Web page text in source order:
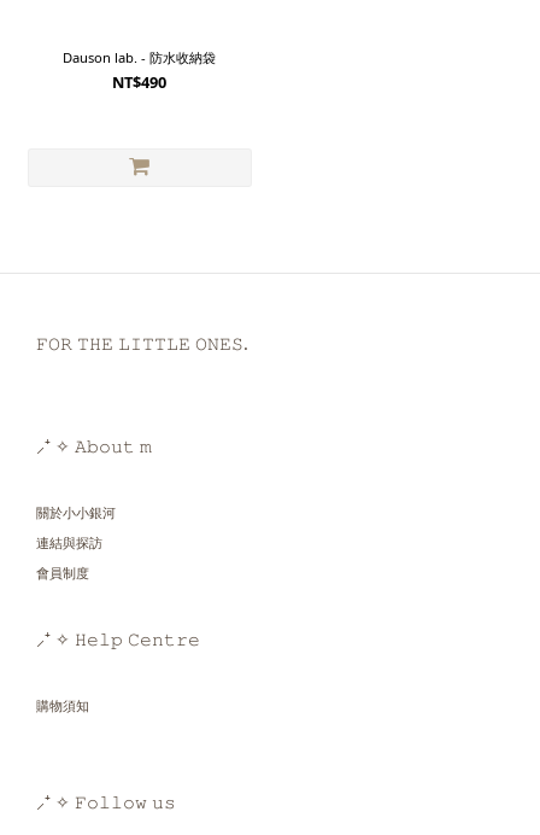
Dauson lab. - 防水收納袋
NT$490
𝙵𝙾𝚁 𝚃𝙷𝙴 𝙻𝙸𝚃𝚃𝙻𝙴 𝙾𝙽𝙴𝚂.
⸝⁺ ✧ 𝙰𝚋𝚘𝚞𝚝 𝚖
關於小小銀河
連結與探訪
會員制度
⸝⁺ ✧ 𝙷𝚎𝚕𝚙 𝙲𝚎𝚗𝚝𝚛𝚎
購物須知
⸝⁺ ✧ 𝙵𝚘𝚕𝚕𝚘𝚠 𝚞𝚜